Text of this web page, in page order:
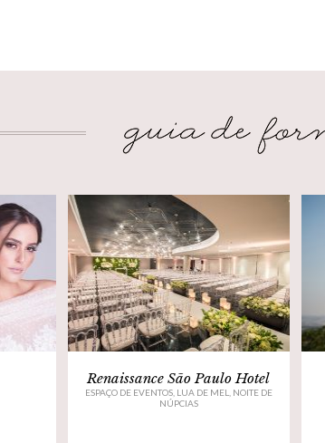
Renaissance São Paulo Hotel
ESPAÇO DE EVENTOS, LUA DE MEL, NOITE DE
NÚPCIAS